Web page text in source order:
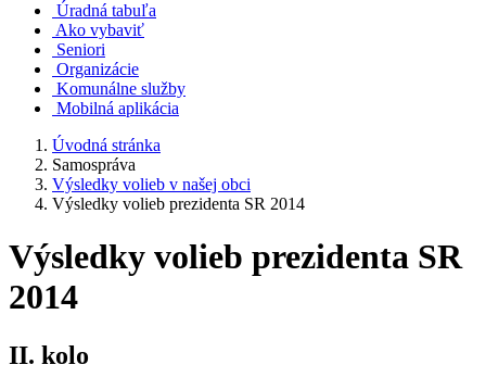
Úradná tabuľa
Ako vybaviť
Seniori
Organizácie
Komunálne služby
Mobilná aplikácia
Úvodná stránka
Samospráva
Výsledky volieb v našej obci
Výsledky volieb prezidenta SR 2014
Výsledky volieb prezidenta SR
2014
II. kolo